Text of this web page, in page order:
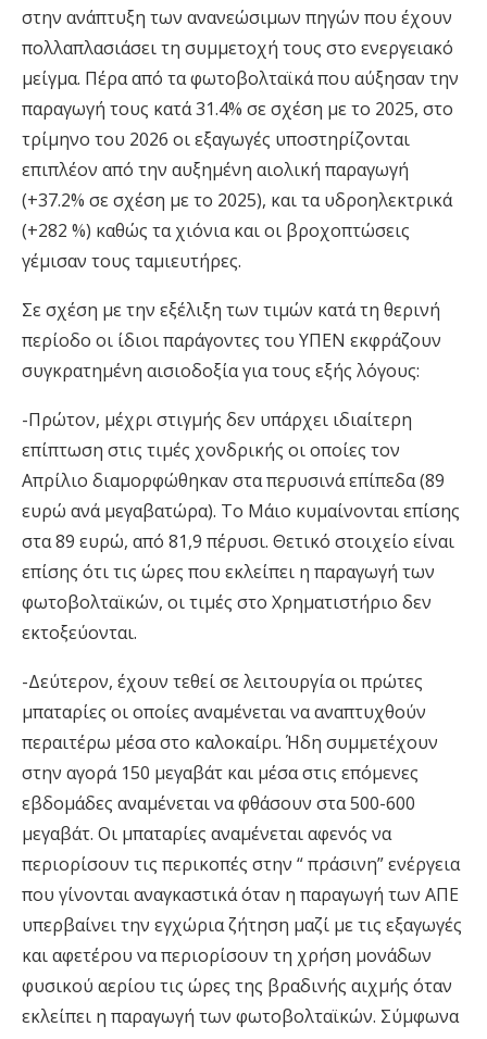
στην ανάπτυξη των ανανεώσιμων πηγών που έχουν
πολλαπλασιάσει τη συμμετοχή τους στο ενεργειακό
μείγμα. Πέρα από τα φωτοβολταϊκά που αύξησαν την
παραγωγή τους κατά 31.4% σε σχέση με το 2025, στο
τρίμηνο του 2026 οι εξαγωγές υποστηρίζονται
επιπλέον από την αυξημένη αιολική παραγωγή
(+37.2% σε σχέση με το 2025), και τα υδροηλεκτρικά
(+282 %) καθώς τα χιόνια και οι βροχοπτώσεις
γέμισαν τους ταμιευτήρες.
Σε σχέση με την εξέλιξη των τιμών κατά τη θερινή
περίοδο οι ίδιοι παράγοντες του ΥΠΕΝ εκφράζουν
συγκρατημένη αισιοδοξία για τους εξής λόγους:
-Πρώτον, μέχρι στιγμής δεν υπάρχει ιδιαίτερη
επίπτωση στις τιμές χονδρικής οι οποίες τον
Απρίλιο διαμορφώθηκαν στα περυσινά επίπεδα (89
ευρώ ανά μεγαβατώρα). Το Μάιο κυμαίνονται επίσης
στα 89 ευρώ, από 81,9 πέρυσι. Θετικό στοιχείο είναι
επίσης ότι τις ώρες που εκλείπει η παραγωγή των
φωτοβολταϊκών, οι τιμές στο Χρηματιστήριο δεν
εκτοξεύονται.
-Δεύτερον, έχουν τεθεί σε λειτουργία οι πρώτες
μπαταρίες οι οποίες αναμένεται να αναπτυχθούν
περαιτέρω μέσα στο καλοκαίρι. Ήδη συμμετέχουν
στην αγορά 150 μεγαβάτ και μέσα στις επόμενες
εβδομάδες αναμένεται να φθάσουν στα 500-600
μεγαβάτ. Οι μπαταρίες αναμένεται αφενός να
περιορίσουν τις περικοπές στην “ πράσινη” ενέργεια
που γίνονται αναγκαστικά όταν η παραγωγή των ΑΠΕ
υπερβαίνει την εγχώρια ζήτηση μαζί με τις εξαγωγές
και αφετέρου να περιορίσουν τη χρήση μονάδων
φυσικού αερίου τις ώρες της βραδινής αιχμής όταν
εκλείπει η παραγωγή των φωτοβολταϊκών. Σύμφωνα